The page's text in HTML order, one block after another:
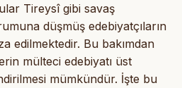
Tireysî gibi savaş
düşmüş edebiyatçıların
edilmektedir. Bu bakımdan
mülteci edebiyatı üst
mümkündür. İşte bu